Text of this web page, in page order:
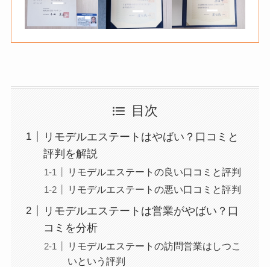
目次
リモデルエステートはやばい？口コミと
評判を解説
リモデルエステートの良い口コミと評判
リモデルエステートの悪い口コミと評判
リモデルエステートは営業がやばい？口
コミを分析
リモデルエステートの訪問営業はしつこ
いという評判